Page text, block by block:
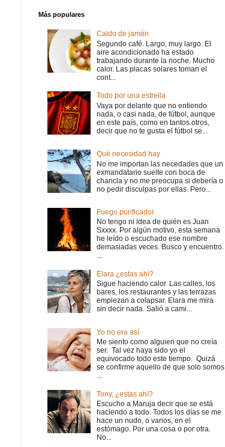
Más populares
Caldo de jamón
Segundo café. Largo, muy largo. El
aire acondicionado ha estado
trabajando durante la noche. Mucho
calor. Las placas solares toman el
cont...
Todo por una estrella
Vaya por delante que no entiendo
nada, o casi nada, de fútbol, aunque
en este país, como en tantos otros,
decir que no te gusta el fútbol se...
Qué necesidad hay
No me importan las necedades que un
exmandatario suelte con boca de
chancla y no me preocupa si debería o
no pedir disculpas por ellas. Pero...
Fuego purificador
No tengo ni idea de quién es Juan
Sxxxx. Por algún motivo, esta semana
he leído o escuchado ese nombre
demasiadas veces. Busco y encuentro.
...
Elara ¿estas ahí?
Sigue haciendo calor. Las calles, los
bares, los restaurantes y las terrazas
empiezan a colapsar. Elara me mira
sin decir nada. Salió a cami...
Yo no era así
Me siento como alguien que no creía
ser. Tal vez haya sido yo el
equivocado todo este tiempo. Quizá
se confirme aquello de que solo somos
...
Tony, ¿estas ahí?
Escucho a Maruja decir que se está
haciendo a todo. Todos los días se me
hace un nudo, o varios, en el
estómago. Por una cosa o por otra.
No...